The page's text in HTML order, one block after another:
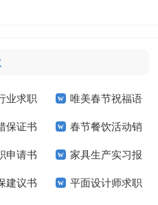
业求职 唯美春节祝福语
保证书 春节餐饮活动销
售工作计划
申请书 家具生产实习报
告
建议书 平面设计师求职